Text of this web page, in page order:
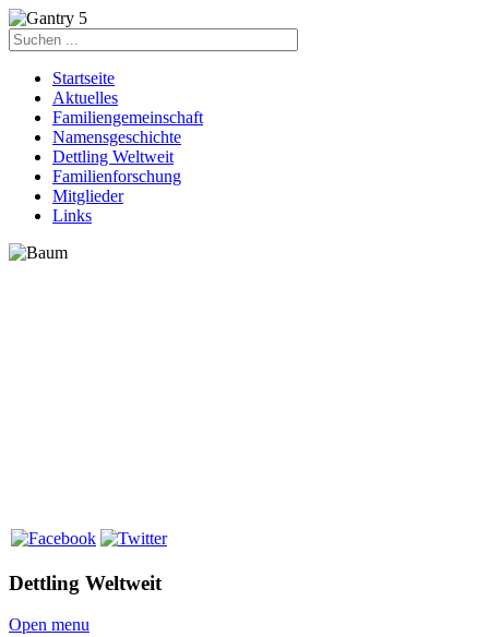
Startseite
Aktuelles
Familiengemeinschaft
Namensgeschichte
Dettling Weltweit
Familienforschung
Mitglieder
Links
Dettling Weltweit
Open menu